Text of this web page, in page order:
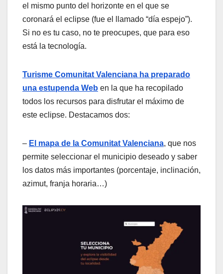
el mismo punto del horizonte en el que se
coronará el eclipse (fue el llamado “día espejo”).
Si no es tu caso, no te preocupes, que para eso
está la tecnología.
Turisme Comunitat Valenciana ha preparado
una estupenda Web en la que ha recopilado
todos los recursos para disfrutar el máximo de
este eclipse. Destacamos dos:
– El mapa de la Comunitat Valenciana, que nos
permite seleccionar el municipio deseado y saber
los datos más importantes (porcentaje, inclinación,
azimut, franja horaria…)